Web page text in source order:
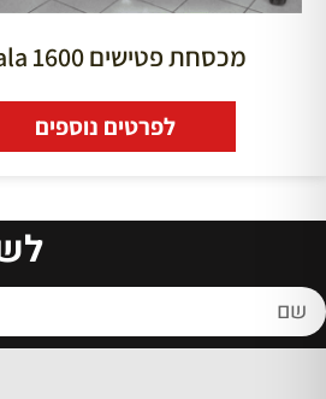
מכסחת פטישים Koala 1600
לפרטים נוספים